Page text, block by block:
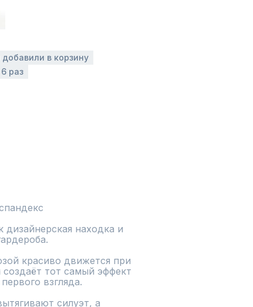
добавили в корзину
раз
дизайнерская находка и
создаёт тот самый эффект
взгляда.